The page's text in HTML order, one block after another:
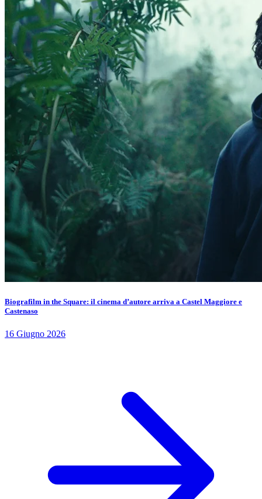
Biografilm in the Square: il cinema d’autore arriva a Castel Maggiore e
Castenaso
16 Giugno 2026